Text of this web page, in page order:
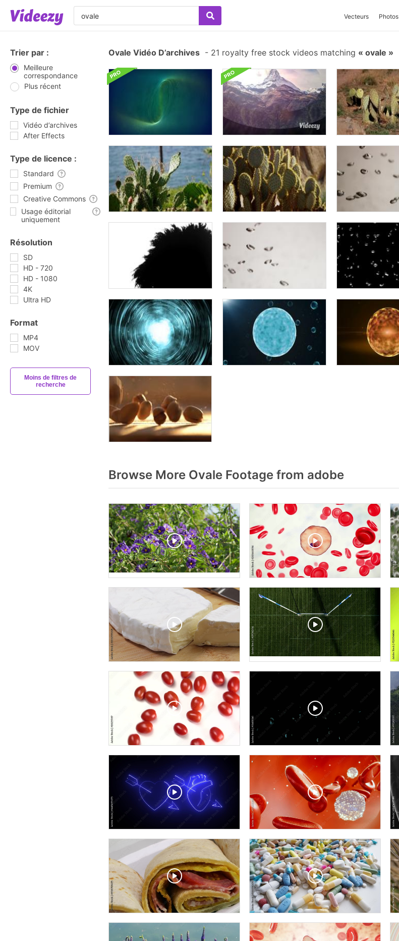
Vecteurs Photos
Trier par :
Meilleure
correspondance
Plus récent
Type de fichier
Vidéo d’archives
After Effects
Type de licence :
Standard
Premium
Creative Commons
Usage éditorial
uniquement
Résolution
SD
HD - 720
HD - 1080
4K
Ultra HD
Format
MP4
MOV
Moins de filtres de
recherche
Ovale Vidéo D’archives - 21 royalty free stock videos matching ovale
Browse More Ovale Footage from adobe